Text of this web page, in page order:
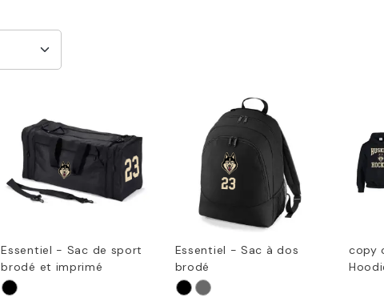
Essentiel - Sac de sport
brodé et imprimé
Essentiel - Sac à dos
brodé
copy